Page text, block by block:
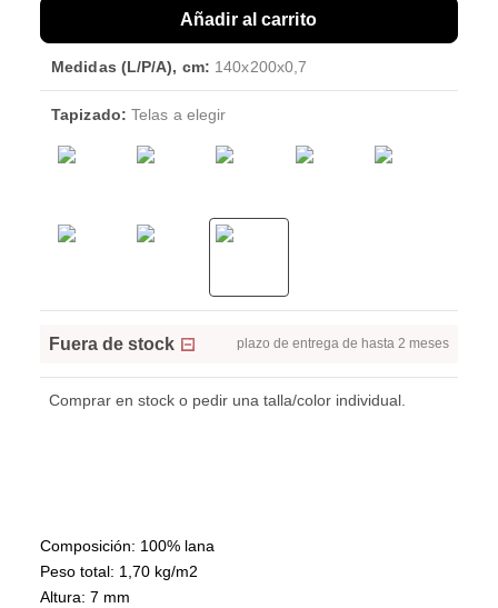
Medidas (L/P/A), cm: 140x200x0,7
Tapizado: Telas a elegir
Fuera de stock plazo de entrega de hasta 2 meses
Comprar en stock o pedir una talla/color individual.
Añadir al carrito
Composición: 100% lana
Peso total: 1,70 kg/m2
Altura: 7 mm